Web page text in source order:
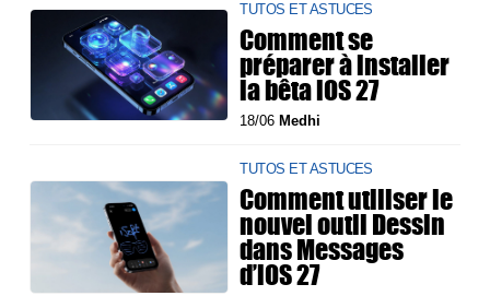
TUTOS ET ASTUCES
Comment se
préparer à installer
la bêta iOS 27
18/06 Medhi
TUTOS ET ASTUCES
Comment utiliser le
nouvel outil Dessin
dans Messages
d’iOS 27